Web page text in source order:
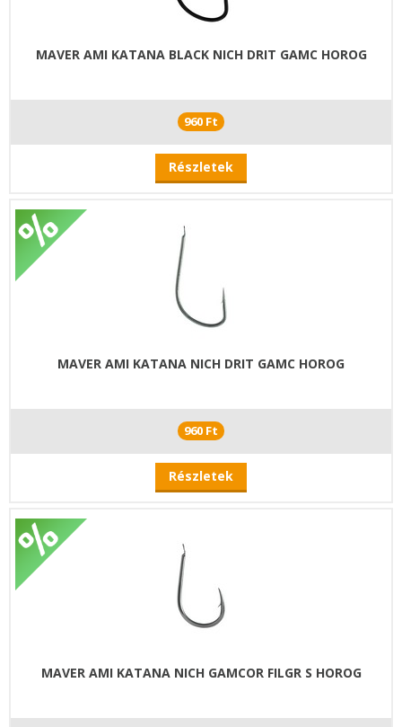
MAVER AMI KATANA BLACK NICH DRIT GAMC HOROG
960 Ft
Részletek
MAVER AMI KATANA NICH DRIT GAMC HOROG
960 Ft
Részletek
MAVER AMI KATANA NICH GAMCOR FILGR S HOROG